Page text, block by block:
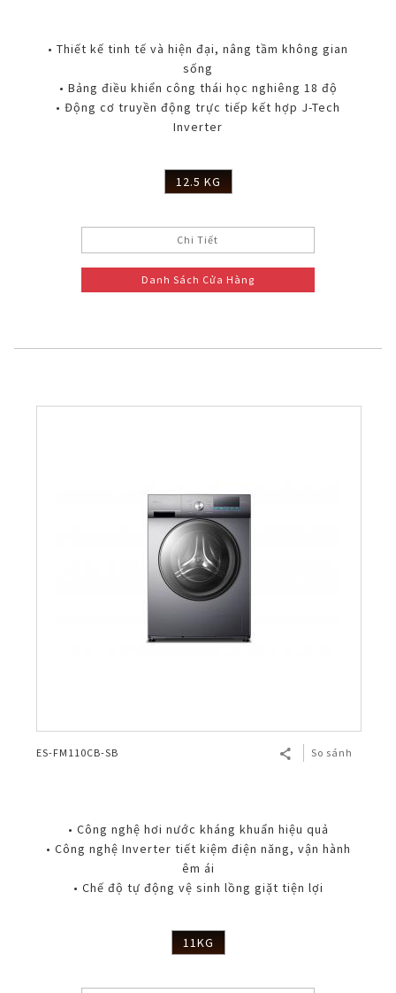
• Thiết kế tinh tế và hiện đại, nâng tầm không gian
sống
• Bảng điều khiển công thái học nghiêng 18 độ
• Động cơ truyền động trực tiếp kết hợp J-Tech
Inverter
12.5 KG
Chi Tiết
Danh Sách Cửa Hàng
ES-FM110CB-SB So sánh
• Công nghệ hơi nước kháng khuẩn hiệu quả
• Công nghệ Inverter tiết kiệm điện năng, vận hành
êm ái
• Chế độ tự động vệ sinh lồng giặt tiện lợi
11KG